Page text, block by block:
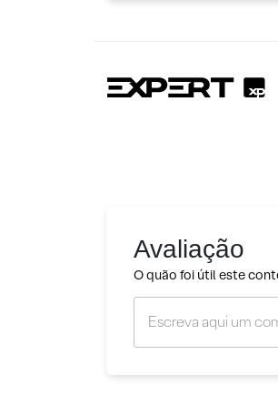
Avaliação
O quão foi útil este